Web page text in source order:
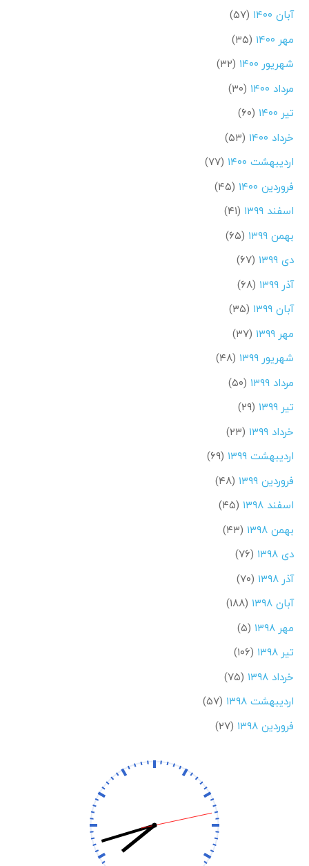
آبان ۱۴۰۰
(۵۷)
مهر ۱۴۰۰
(۳۵)
شهریور ۱۴۰۰
(۳۲)
مرداد ۱۴۰۰
(۳۰)
تیر ۱۴۰۰
(۶۰)
خرداد ۱۴۰۰
(۵۳)
اردیبهشت ۱۴۰۰
(۷۷)
فروردین ۱۴۰۰
(۴۵)
اسفند ۱۳۹۹
(۴۱)
بهمن ۱۳۹۹
(۶۵)
دی ۱۳۹۹
(۶۷)
آذر ۱۳۹۹
(۶۸)
آبان ۱۳۹۹
(۳۵)
مهر ۱۳۹۹
(۳۷)
شهریور ۱۳۹۹
(۴۸)
مرداد ۱۳۹۹
(۵۰)
تیر ۱۳۹۹
(۲۹)
خرداد ۱۳۹۹
(۲۳)
اردیبهشت ۱۳۹۹
(۶۹)
فروردین ۱۳۹۹
(۴۸)
اسفند ۱۳۹۸
(۴۵)
بهمن ۱۳۹۸
(۴۳)
دی ۱۳۹۸
(۷۶)
آذر ۱۳۹۸
(۷۰)
آبان ۱۳۹۸
(۱۸۸)
مهر ۱۳۹۸
(۵)
تیر ۱۳۹۸
(۱۰۶)
خرداد ۱۳۹۸
(۷۵)
اردیبهشت ۱۳۹۸
(۵۷)
فروردین ۱۳۹۸
(۲۷)